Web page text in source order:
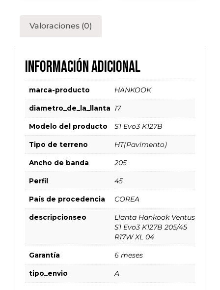
Valoraciones (0)
Información adicional
marca-producto HANKOOK
diametro_de_la_llanta 17
Modelo del producto S1 Evo3 K127B
Tipo de terreno HT(Pavimento)
Ancho de banda 205
Perfil 45
País de procedencia COREA
descripcionseo
Llanta Hankook Ventus
S1 Evo3 K127B 205/45
R17W XL 04
Garantía 6 meses
tipo_envio A